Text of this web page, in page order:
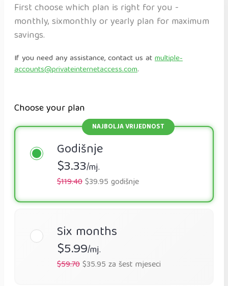
First choose which plan is right for you -
monthly, sixmonthly or yearly plan for maximum
savings.
If you need any assistance, contact us atmultiple-
accounts@privateinternetaccess.com.
Choose your plan
Godišnje
$3.33/mj.
$119.40$39.95 godišnje
Six months
$5.99/mj.
$59.70$35.95 za šest mjeseci